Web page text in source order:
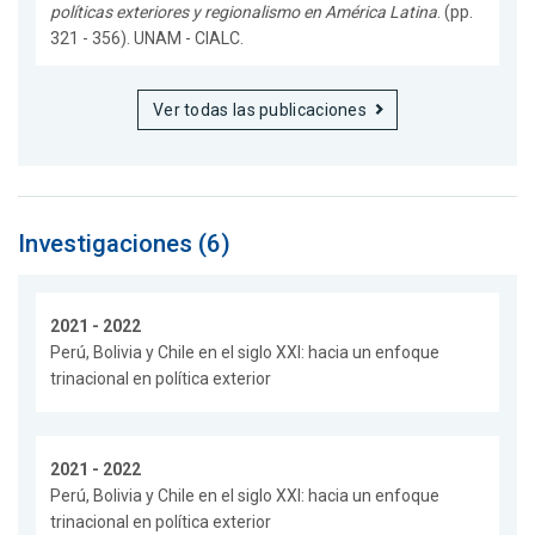
políticas exteriores y regionalismo en América Latina . (pp.
321 - 356). UNAM - CIALC.
Ver todas las publicaciones
Investigaciones (6)
2021 - 2022
Perú, Bolivia y Chile en el siglo XXI: hacia un enfoque
trinacional en política exterior
2021 - 2022
Perú, Bolivia y Chile en el siglo XXI: hacia un enfoque
trinacional en política exterior